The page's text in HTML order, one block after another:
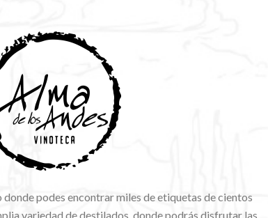
donde podes encontrar miles de etiquetas de cientos
variedad de destilados, donde podrás disfrutar las